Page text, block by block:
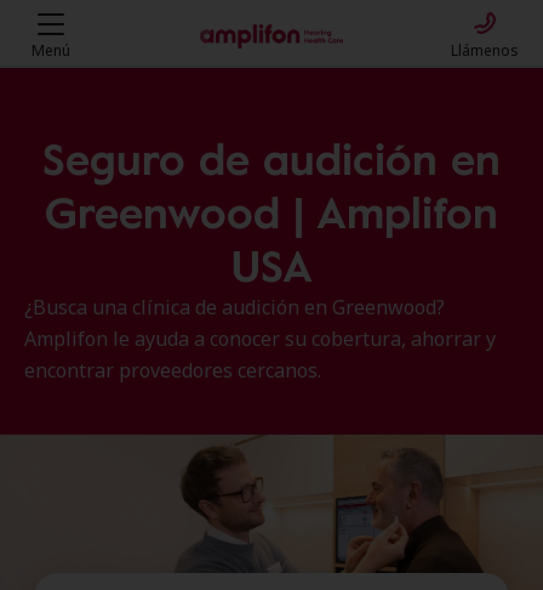
Menú Llámenos
Seguro de audición en
Greenwood | Amplifon
USA
¿Busca una clínica de audición en Greenwood?
Amplifon le ayuda a conocer su cobertura, ahorrar y
encontrar proveedores cercanos.